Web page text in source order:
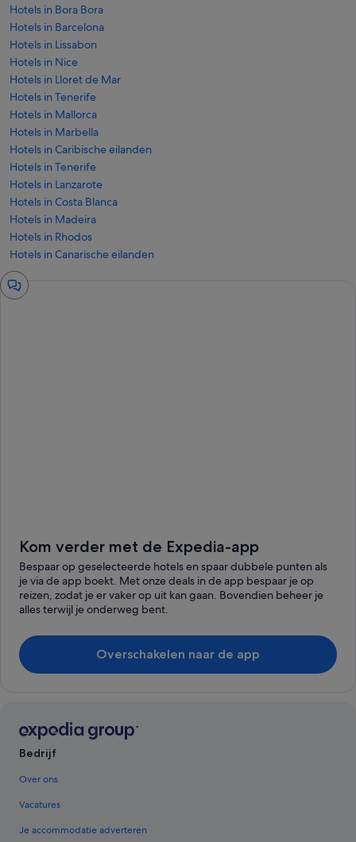
Hotels in Bora Bora
Hotels in Barcelona
Hotels in Lissabon
Hotels in Nice
Hotels in Lloret de Mar
Hotels in Tenerife
Hotels in Mallorca
Hotels in Marbella
Hotels in Caribische eilanden
Hotels in Tenerife
Hotels in Lanzarote
Hotels in Costa Blanca
Hotels in Madeira
Hotels in Rhodos
Hotels in Canarische eilanden
Chatvenster
Kom verder met de Expedia-app
Bespaar op geselecteerde hotels en spaar dubbele punten als
je via de app boekt. Met onze deals in de app bespaar je op
reizen, zodat je er vaker op uit kan gaan. Bovendien beheer je
alles terwijl je onderweg bent.
Overschakelen naar de app
Bedrijf
Over ons
Vacatures
Je accommodatie adverteren